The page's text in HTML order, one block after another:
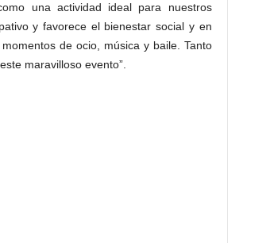
una actividad ideal para nuestros
y favorece el bienestar social y en
de ocio, música y baile. Tanto
maravilloso evento”.